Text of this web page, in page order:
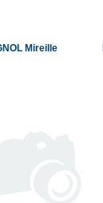
Mireille